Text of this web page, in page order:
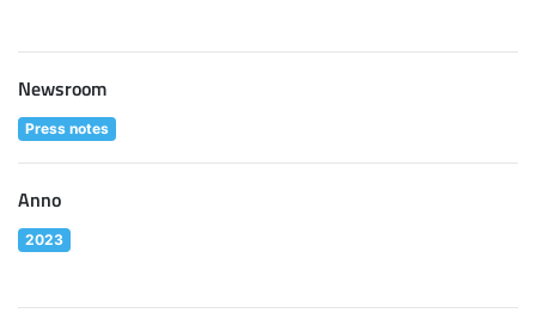
Newsroom
Press notes
Anno
2023